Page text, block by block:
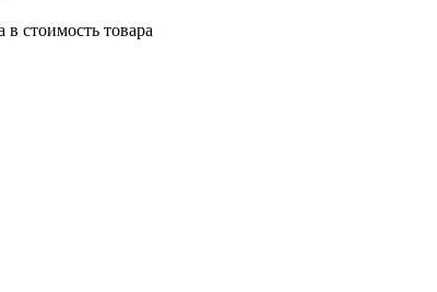
стоимость товара